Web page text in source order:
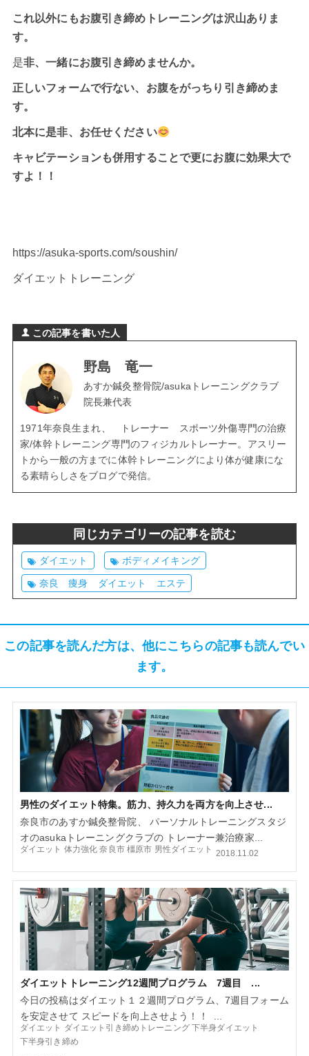
これ以外にもお腹引き締めトレーニングは沢山ありま
す。
是非、一緒にお腹引き締めませんか。
正しいフォームで行ない、お腹をがっちり引き締めま
す。
北本に是非、お任せください
キャビテーションも併用することで更にお腹に効果大で
すよ！！
https://asuka-sports.com/soushin/
ダイエットトレーニング
この記事を書いた人
野島 竜一
あすか鍼灸整骨院/asukaトレーニングクラブ
院長兼代表
1971年奈良生まれ、 トレーナー スポーツ外傷専門の治療
家/体幹トレーニング専門のフィジカルトレーナー。アスリー
トから一般の方までに体幹トレーニングにより体が健康にな
る素晴らしさをブログで発信。
同じカテゴリーの記事を読む
ダイエット ボディメイキング
奈良 痩身 ダイエット エステ
この記事を読んだ方は、他にこちらの記事も読んでい
ます。
男性のダイエット特集。筋力、持久力を両方を向上させ...
奈良市のあすか鍼灸整骨院、 パーソナルトレーニングスタジ
オのasukaトレーニングクラブの トレーナー兼治療家...
ダイエット 体力強化 奈良市 橿原市 男性ダイエット 2018.11.02
ダイエットトレーニング12週間プログラム 7週目 ...
今日の投稿はダイエット１２週間プログラム、7週目フォーム
を安定させて スピードを向上させよう！！ ...
ダイエット ダイエット引き締めトレーニング 下半身ダイエット
下半身引き締め